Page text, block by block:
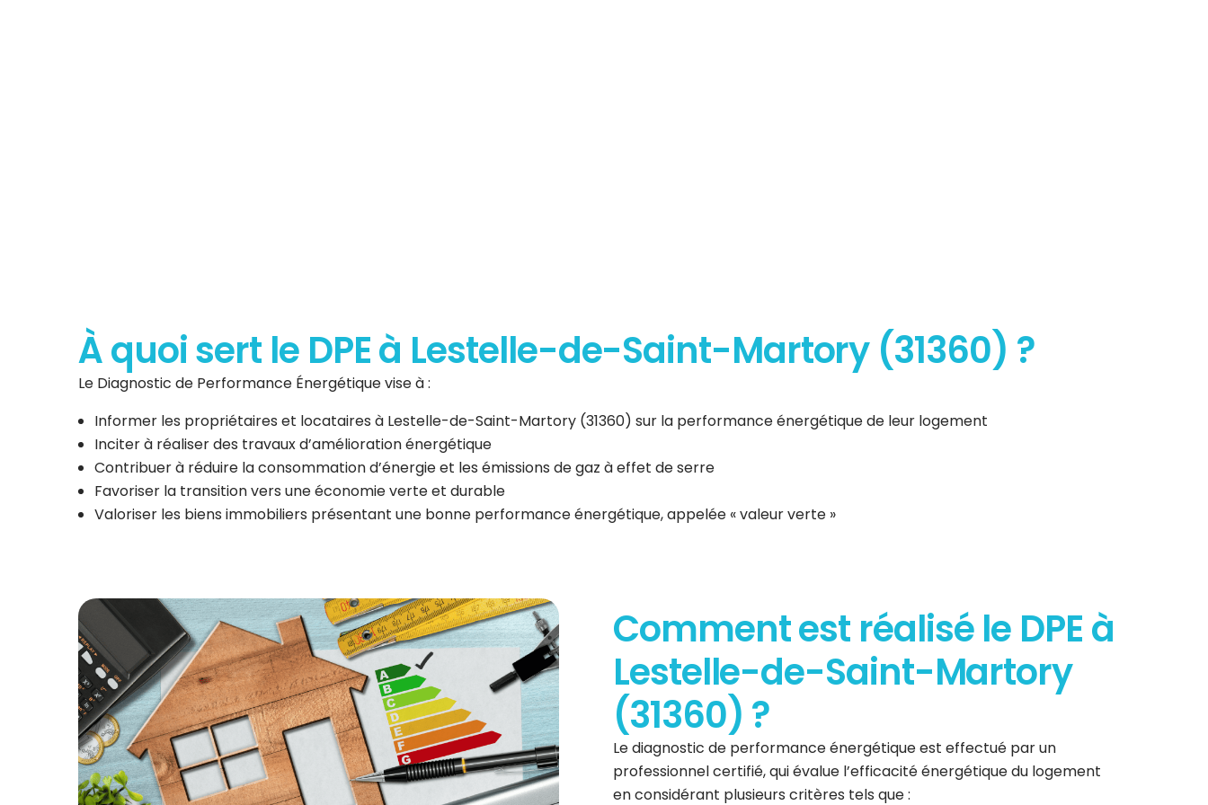
À quoi sert le DPE à Lestelle-de-Saint-Martory (31360) ?
Le Diagnostic de Performance Énergétique vise à :
Informer les propriétaires et locataires à Lestelle-de-Saint-Martory (31360) sur la performance énergétique de leur logement
Inciter à réaliser des travaux d’amélioration énergétique
Contribuer à réduire la consommation d’énergie et les émissions de gaz à effet de serre
Favoriser la transition vers une économie verte et durable
Valoriser les biens immobiliers présentant une bonne performance énergétique, appelée « valeur verte »
Comment est réalisé le DPE à
Lestelle-de-Saint-Martory
(31360) ?
Le diagnostic de performance énergétique est effectué par un
professionnel certifié, qui évalue l’efficacité énergétique du logement
en considérant plusieurs critères tels que :